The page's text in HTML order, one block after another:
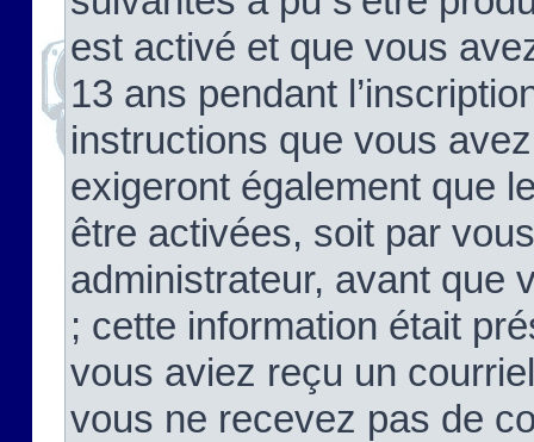
est activé et que vous
13 ans pendant
instructions que vous
exigeront également que
être activées, soit par
administrateur, avant que
; cette information était
vous aviez reçu un
vous ne recevez pas de